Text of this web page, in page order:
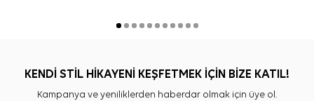
KENDİ STİL HİKAYENİ KEŞFETMEK İÇİN BİZE KATIL!
Kampanya ve yeniliklerden haberdar olmak için üye ol.